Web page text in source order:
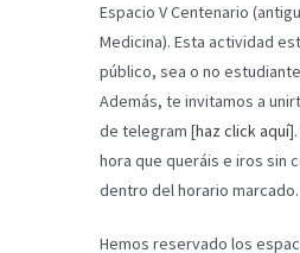
Espacio V Centenario
Medicina). Esta actividad
público, sea o no
Además, te invitamos a
de telegram [haz click aquí
hora que queráis e iros sin
dentro del horario marcado.
Hemos reservado los